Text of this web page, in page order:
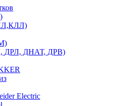
ДРЛ, ДНАТ, ДРВ)
Electric